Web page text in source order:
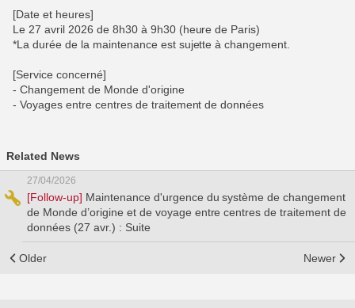
[Date et heures]
Le 27 avril 2026 de 8h30 à 9h30 (heure de Paris)
*La durée de la maintenance est sujette à changement.
[Service concerné]
- Changement de Monde d'origine
- Voyages entre centres de traitement de données
Related News
27/04/2026
[Follow-up] Maintenance d'urgence du système de changement
de Monde d’origine et de voyage entre centres de traitement de
données (27 avr.) : Suite
Older Newer